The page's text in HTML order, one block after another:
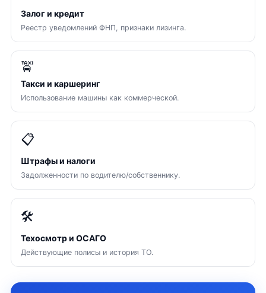
Залог и кредит
Реестр уведомлений ФНП, признаки лизинга.
🚖
Такси и каршеринг
Использование машины как коммерческой.
📋
Штрафы и налоги
Задолженности по водителю/собственнику.
🛠
Техосмотр и ОСАГО
Действующие полисы и история ТО.